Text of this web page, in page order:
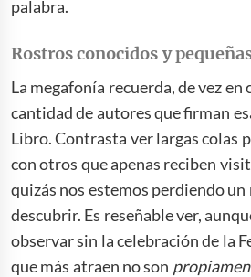
palabra.
Rostros conocidos y
La megafonía recuerda, de vez en
cantidad de autores que firman
Libro. Contrasta ver largas colas
con otros que apenas reciben
quizás nos estemos perdiendo
descubrir. Es reseñable ver,
observar sin la celebración de la
que más atraen no son